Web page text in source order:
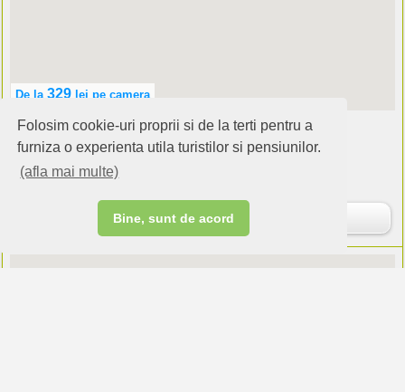
Folosim cookie-uri proprii si de la terti pentru a
furniza o experienta utila turistilor si pensiunilor.
(afla mai multe)
Bine, sunt de acord
De la 329 lei pe camera
Hotel Hillden Lodge&Restaurant
Suceava (Suceava)